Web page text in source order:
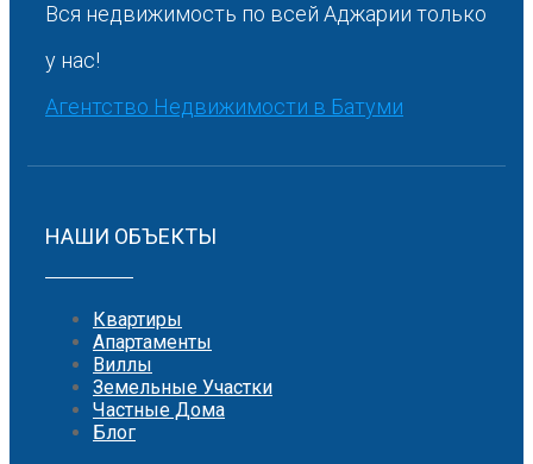
Вся недвижимость по всей Аджарии только
у нас!
Агентство Недвижимости в Батуми
НАШИ ОБЪЕКТЫ
Квартиры
Апартаменты
Виллы
Земельные Участки
Частные Дома
Блог